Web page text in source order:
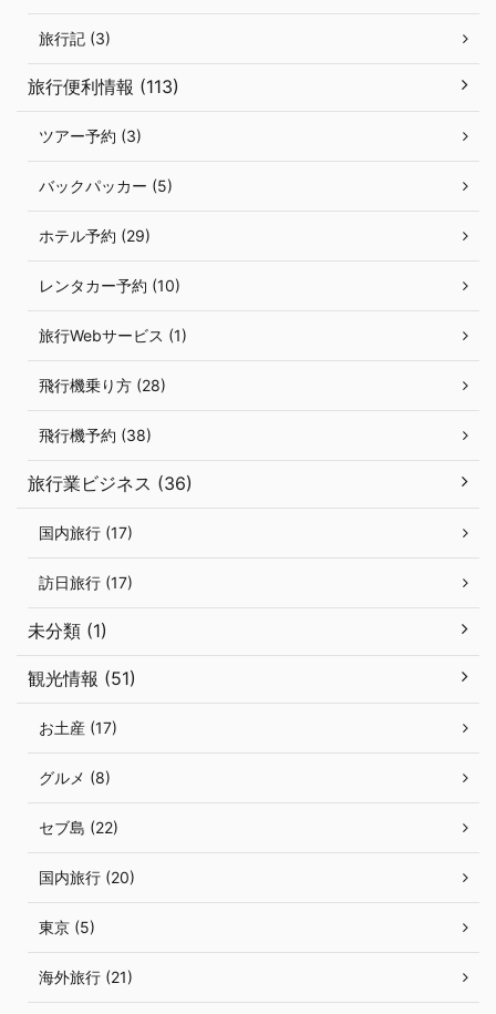
旅行記 (3)
旅行便利情報 (113)
ツアー予約 (3)
バックパッカー (5)
ホテル予約 (29)
レンタカー予約 (10)
旅行Webサービス (1)
飛行機乗り方 (28)
飛行機予約 (38)
旅行業ビジネス (36)
国内旅行 (17)
訪日旅行 (17)
未分類 (1)
観光情報 (51)
お土産 (17)
グルメ (8)
セブ島 (22)
国内旅行 (20)
東京 (5)
海外旅行 (21)